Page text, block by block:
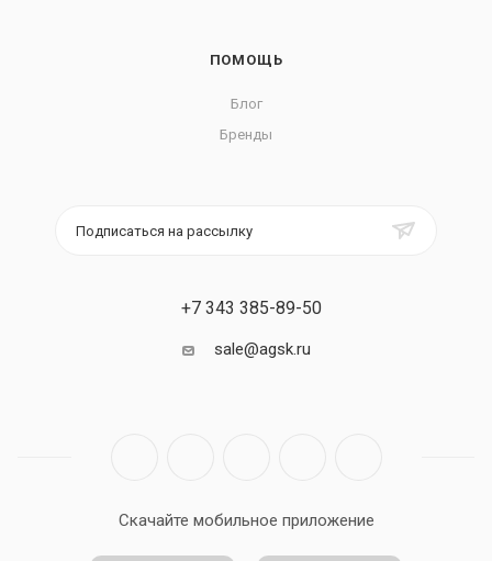
ПОМОЩЬ
Блог
Бренды
Подписаться на рассылку
+7 343 385-89-50
sale@agsk.ru
Скачайте мобильное приложение